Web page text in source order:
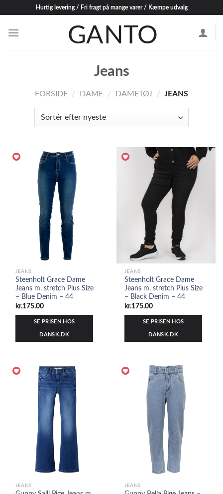
content
Hurtig levering / Fri fragt på mange varer / Kæmpe udvalg
Jeans
FORSIDE / DAME / DAMETØJ / JEANS
JEANS
Steenholt Grace Dame
Jeans m. stretch Plus Size
– Blue Denim – 44
kr.175.00
SE PRISEN HOS
DANSK.DK
JEANS
Steenholt Grace Dame
Jeans m. stretch Plus Size
– Black Denim – 44
kr.175.00
SE PRISEN HOS
DANSK.DK
JEANS JEANS